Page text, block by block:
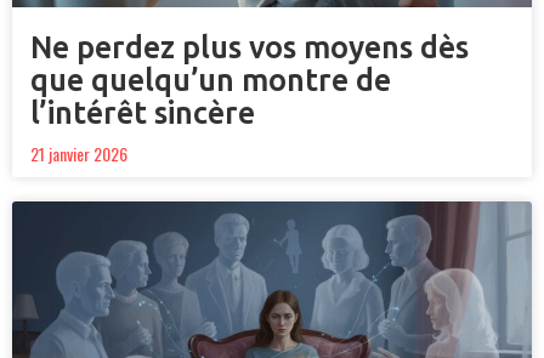
Ne perdez plus vos moyens dès
que quelqu’un montre de
l’intérêt sincère
21 janvier 2026